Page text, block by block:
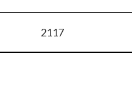
2117